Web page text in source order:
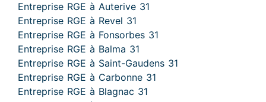
Entreprise RGE à Auterive 31
Entreprise RGE à Revel 31
Entreprise RGE à Fonsorbes 31
Entreprise RGE à Balma 31
Entreprise RGE à Saint-Gaudens 31
Entreprise RGE à Carbonne 31
Entreprise RGE à Blagnac 31